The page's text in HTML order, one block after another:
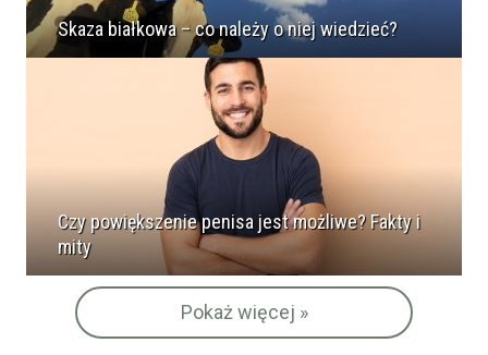
Skaza białkowa – co należy o niej wiedzieć?
Czy powiększenie penisa jest możliwe? Fakty i
mity
Pokaż więcej »